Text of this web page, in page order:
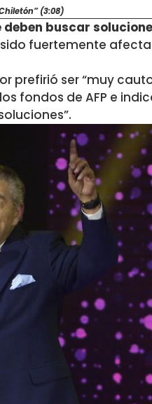
(3:08)
deben buscar
fuertemente
prefirió ser “muy
fondos de AFP e